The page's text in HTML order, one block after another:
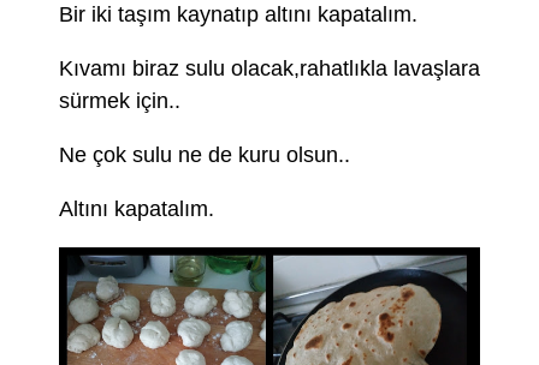
Bir iki taşım kaynatıp altını kapatalım.
Kıvamı biraz sulu olacak,rahatlıkla lavaşlara
sürmek için..
Ne çok sulu ne de kuru olsun..
Altını kapatalım.